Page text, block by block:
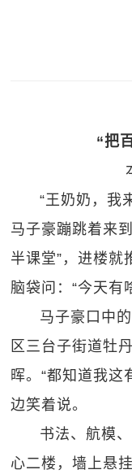
“把
“王奶奶，我
马子豪蹦跳着来
半课堂”，进楼就
脑袋问：“今天有
马子豪口中
区三台子街道牡
晖。“都知道我这
边笑着说。
书法、航模
心二楼，墙上悬